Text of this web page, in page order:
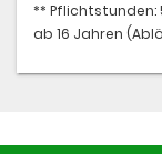
** Pflichtstunden:
ab 16 Jahren